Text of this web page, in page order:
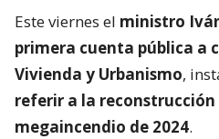
Este viernes el ministro
primera cuenta pública a
Vivienda y Urbanismo,
referir a la
megaincendio de 2024.